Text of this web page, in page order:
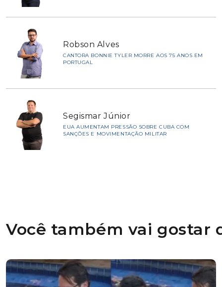
Robson Alves
CANTORA BONNIE TYLER MORRE AOS 75 ANOS EM
PORTUGAL
Segismar Júnior
EUA AUMENTAM PRESSÃO SOBRE CUBA COM
SANÇÕES E MOVIMENTAÇÃO MILITAR
Você também vai gostar